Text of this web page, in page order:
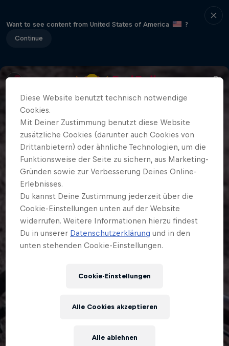
Want to see content from United States of America
?
Continue
Diese Website benutzt technisch notwendige
Cookies.
Mit Deiner Zustimmung benutzt diese Website
zusätzliche Cookies (darunter auch Cookies von
Drittanbietern) oder ähnliche Technologien, um die
Funktionsweise der Seite zu sichern, aus Marketing-
Gründen sowie zur Verbesserung Deines Online-
Erlebnisses.
Du kannst Deine Zustimmung jederzeit über die
Cookie-Einstellungen unten auf der Website
widerrufen. Weitere Informationen hierzu findest
Du in unserer Datenschutzerklärung und in den
unten stehenden Cookie-Einstellungen.
Cookie-Einstellungen
Alle ablehnen
Alle Cookies akzeptieren